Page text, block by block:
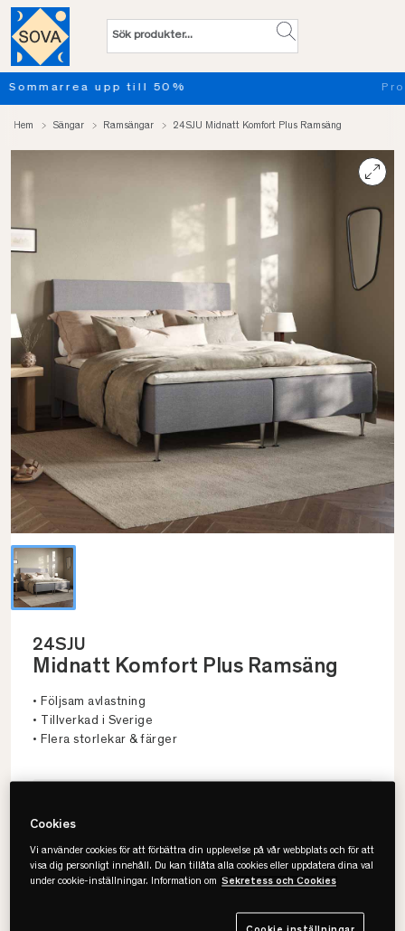
Provsov upp till 100 nätter. Läs mer
Hem Sängar Ramsängar 24SJU Midnatt Komfort Plus Ramsäng
24SJU
Midnatt Komfort Plus Ramsäng
• Följsam avlastning
• Tillverkad i Sverige
• Flera storlekar & färger
120x200
Cookies
Vi använder cookies för att förbättra din upplevelse på vår webbplats och för att
visa dig personligt innehåll. Du kan tillåta alla cookies eller uppdatera dina val
under cookie-inställningar. Information om Sekretess och Cookies